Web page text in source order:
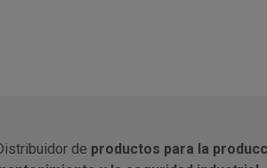
de productos para la